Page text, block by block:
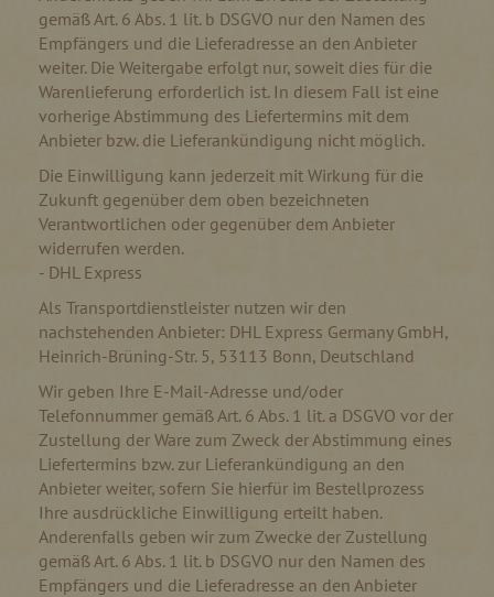
gemäß Art. 6 Abs. 1 lit. b DSGVO nur den Namen des
Empfängers und die Lieferadresse an den Anbieter
weiter. Die Weitergabe erfolgt nur, soweit dies für die
Warenlieferung erforderlich ist. In diesem Fall ist eine
vorherige Abstimmung des Liefertermins mit dem
Anbieter bzw. die Lieferankündigung nicht möglich.
Die Einwilligung kann jederzeit mit Wirkung für die
Zukunft gegenüber dem oben bezeichneten
Verantwortlichen oder gegenüber dem Anbieter
widerrufen werden.
- DHL Express
Als Transportdienstleister nutzen wir den
nachstehenden Anbieter: DHL Express Germany GmbH,
Heinrich-Brüning-Str. 5, 53113 Bonn, Deutschland
Wir geben Ihre E-Mail-Adresse und/oder
Telefonnummer gemäß Art. 6 Abs. 1 lit. a DSGVO vor der
Zustellung der Ware zum Zweck der Abstimmung eines
Liefertermins bzw. zur Lieferankündigung an den
Anbieter weiter, sofern Sie hierfür im Bestellprozess
Ihre ausdrückliche Einwilligung erteilt haben.
Anderenfalls geben wir zum Zwecke der Zustellung
gemäß Art. 6 Abs. 1 lit. b DSGVO nur den Namen des
Empfängers und die Lieferadresse an den Anbieter